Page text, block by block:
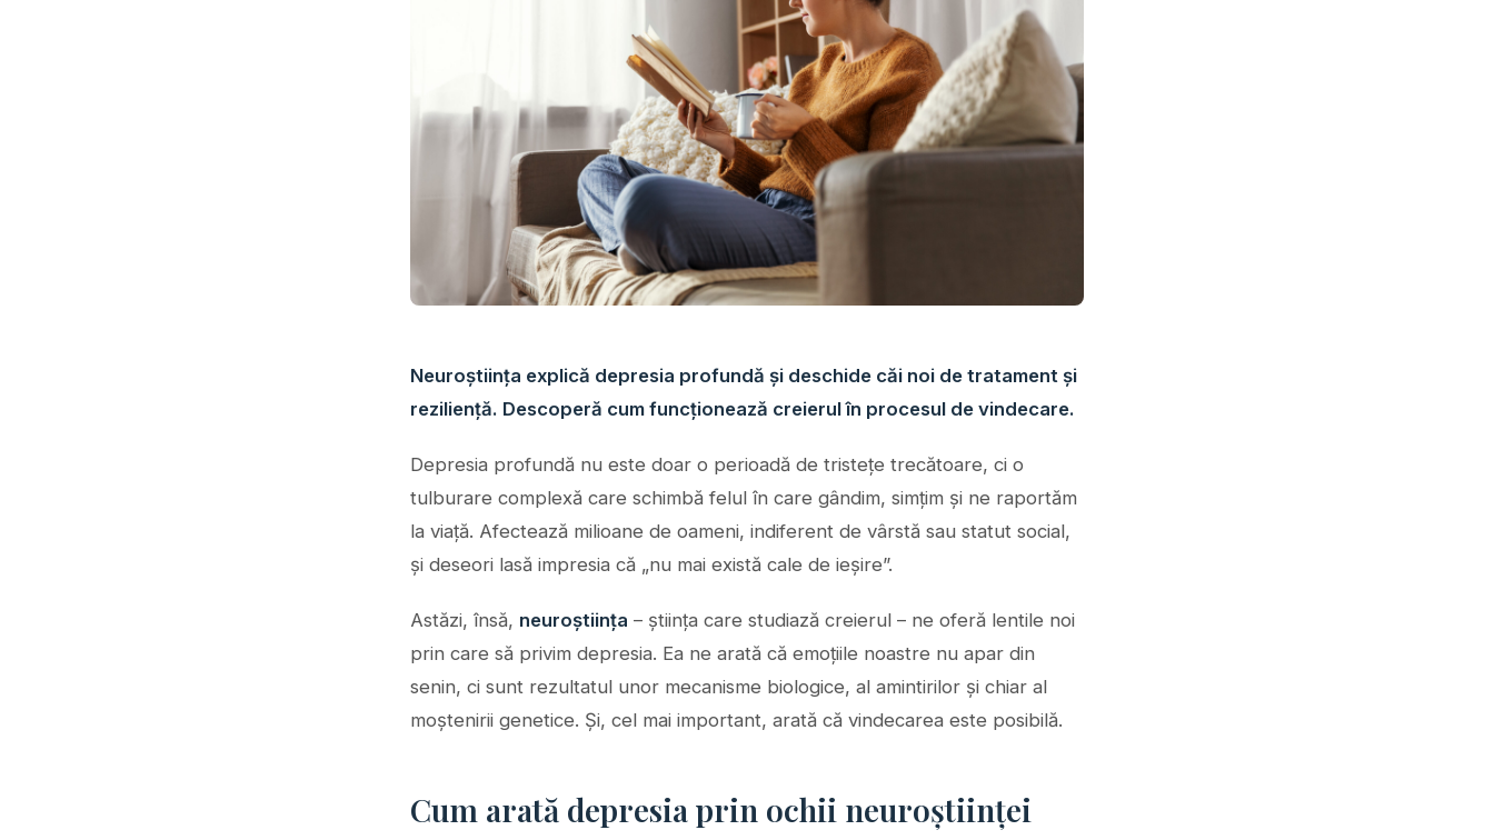
Neuroștiința explică depresia profundă și deschide căi noi de tratament și
reziliență. Descoperă cum funcționează creierul în procesul de vindecare.
Depresia profundă nu este doar o perioadă de tristețe trecătoare, ci o
tulburare complexă care schimbă felul în care gândim, simțim și ne raportăm
la viață. Afectează milioane de oameni, indiferent de vârstă sau statut social,
și deseori lasă impresia că „nu mai există cale de ieșire”.
Astăzi, însă, neuroștiința – știința care studiază creierul – ne oferă lentile noi
prin care să privim depresia. Ea ne arată că emoțiile noastre nu apar din
senin, ci sunt rezultatul unor mecanisme biologice, al amintirilor și chiar al
moștenirii genetice. Și, cel mai important, arată că vindecarea este posibilă.
Cum arată depresia prin ochii neuroștiinței